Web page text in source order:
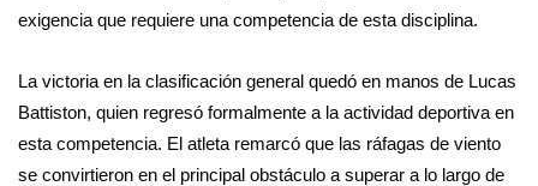
exigencia que requiere una competencia de esta disciplina.
La victoria en la clasificación general quedó en manos de Lucas
Battiston, quien regresó formalmente a la actividad deportiva en
esta competencia. El atleta remarcó que las ráfagas de viento
se convirtieron en el principal obstáculo a superar a lo largo de